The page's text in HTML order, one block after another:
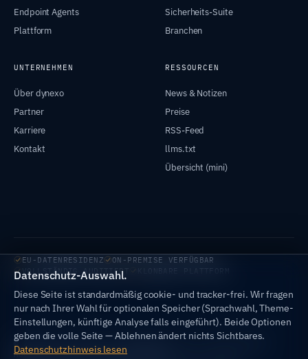
Endpoint Agents
Plattform
Sicherheits-Suite
Branchen
UNTERNEHMEN
Über dynexo
Partner
Karriere
Kontakt
RESSOURCEN
News & Notizen
Preise
RSS-Feed
llms.txt
Übersicht (mini)
EU-DATENRESIDENZ
ON-PREMISE VERFÜGBAR
VOLLSTÄNDIG AUDITIERT
© 2026 dynexo GmbH · Eingetragener Sitz: Braunschweig ·
Modelle in EU, DE oder bei Ihnen.
Datenschutz-Auswahl.
Diese Seite ist standardmäßig cookie- und tracker-frei. Wir fragen
nur nach Ihrer Wahl für optionalen Speicher (Sprachwahl, Theme-
Einstellungen, künftige Analyse falls eingeführt). Beide Optionen
geben die volle Seite — Ablehnen ändert nichts Sichtbares.
Datenschutzhinweis lesen